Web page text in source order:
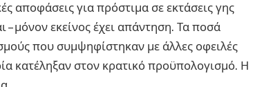
αποφάσεις για πρόστιμα σε εκτάσεις γης
– μόνον εκείνος έχει απάντηση. Τα ποσά
που συμψηφίστηκαν με άλλες οφειλές
κατέληξαν στον κρατικό προϋπολογισμό. Η